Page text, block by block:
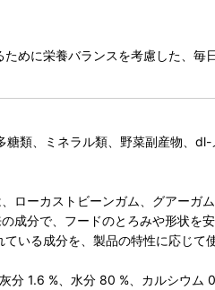
めに栄養バランスを考慮した、毎
類、ミネラル類、野菜副産物、
ーカストビーンガム、グアーガ
成分で、フードのとろみや形状を
いる成分を、製品の特性に応じて
1.6 %、水分 80 %、カルシウ